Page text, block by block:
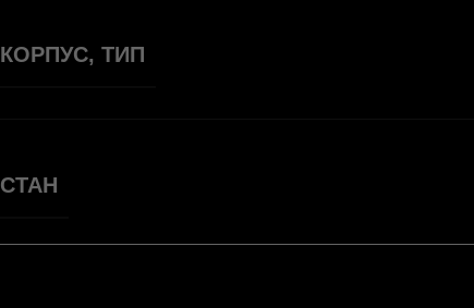
КОРПУС, ТИП
СТАН